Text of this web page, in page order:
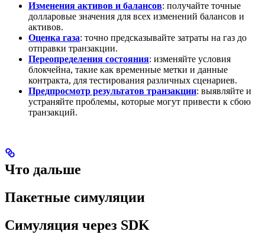
Изменения активов и балансов: получайте точные
долларовые значения для всех изменений балансов и
активов.
Оценка газа: точно предсказывайте затраты на газ до
отправки транзакции.
Переопределения состояния: изменяйте условия
блокчейна, такие как временные метки и данные
контракта, для тестирования различных сценариев.
Предпросмотр результатов транзакции: выявляйте и
устраняйте проблемы, которые могут привести к сбою
транзакций.
Что дальше
Пакетные симуляции
Симуляция через SDK